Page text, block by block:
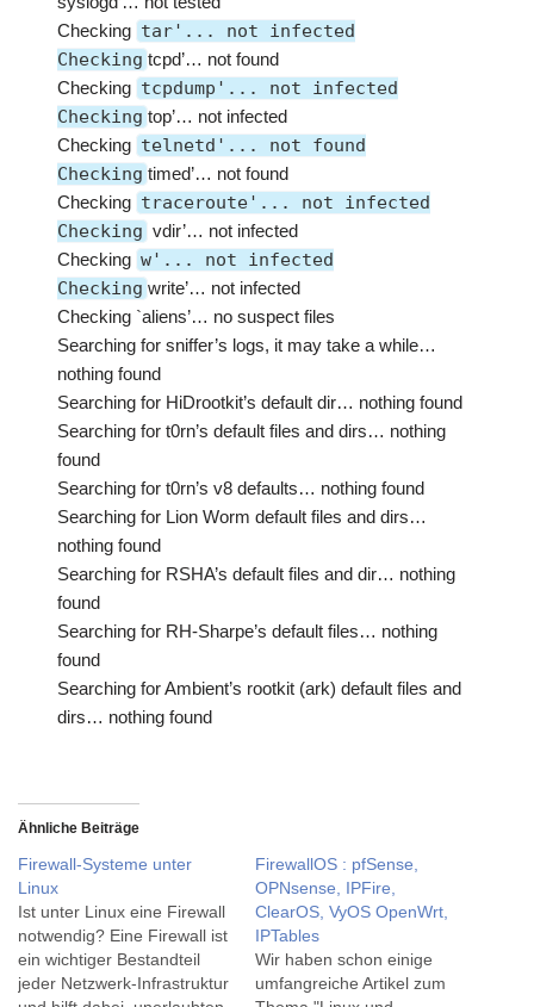
Checking tar'... not infected
Checking tcpd’… not found
Checking tcpdump'... not infected
Checking top’… not infected
Checking telnetd'... not found
Checking timed’… not found
Checking traceroute'... not infected
Checking vdir’… not infected
Checking w'... not infected
Checking write’… not infected
Checking `aliens’… no suspect files
Searching for sniffer’s logs, it may take a while…
nothing found
Searching for HiDrootkit’s default dir… nothing found
Searching for t0rn’s default files and dirs… nothing
found
Searching for t0rn’s v8 defaults… nothing found
Searching for Lion Worm default files and dirs…
nothing found
Searching for RSHA’s default files and dir… nothing
found
Searching for RH-Sharpe’s default files… nothing
found
Searching for Ambient’s rootkit (ark) default files and
dirs… nothing found
Ähnliche Beiträge
Firewall-Systeme unter
Linux
Ist unter Linux eine Firewall
notwendig? Eine Firewall ist
ein wichtiger Bestandteil
jeder Netzwerk-Infrastruktur
FirewallOS : pfSense,
OPNsense, IPFire,
ClearOS, VyOS OpenWrt,
IPTables
Wir haben schon einige
umfangreiche Artikel zum